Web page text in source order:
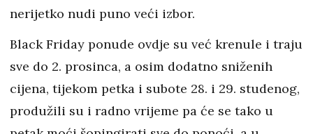
nerijetko nudi puno veći izbor.
Black Friday ponude ovdje su već krenule i traju
sve do 2. prosinca, a osim dodatno sniženih
cijena, tijekom petka i subote 28. i 29. studenog,
produžili su i radno vrijeme pa će se tako u